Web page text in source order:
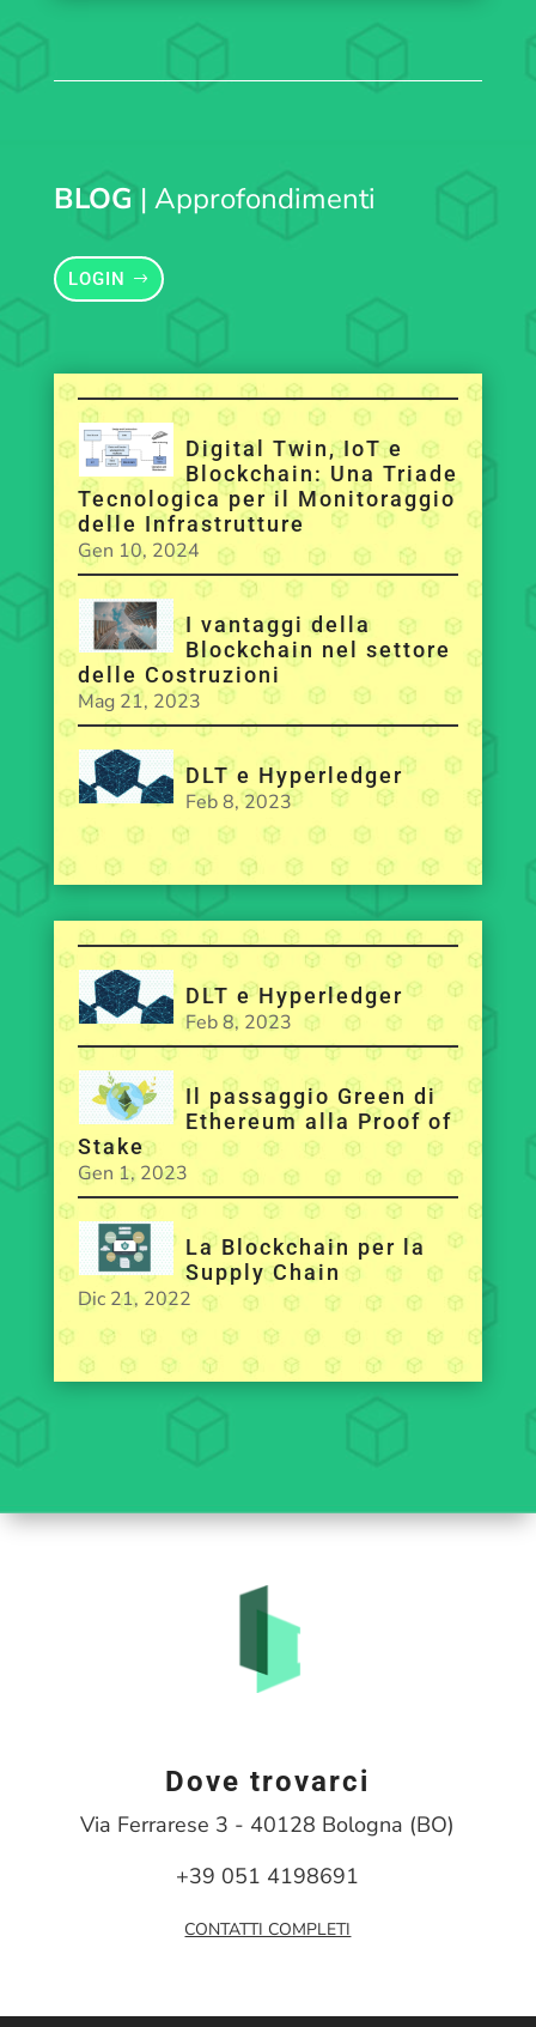
BLOG | Approfondimenti
LOGIN
Digital Twin, IoT e
Blockchain: Una Triade
Tecnologica per il Monitoraggio
delle Infrastrutture
Gen 10, 2024
I vantaggi della
Blockchain nel settore
delle Costruzioni
Mag 21, 2023
DLT e Hyperledger
Feb 8, 2023
DLT e Hyperledger
Feb 8, 2023
Il passaggio Green di
Ethereum alla Proof of
Stake
Gen 1, 2023
La Blockchain per la
Supply Chain
Dic 21, 2022
Dove trovarci
Via Ferrarese 3 - 40128 Bologna (BO)
+39 051 4198691
CONTATTI COMPLETI